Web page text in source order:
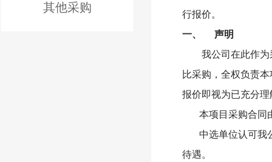
其他采购
行报价。
一、
声明
我公司在此作
比采购，全权负责
报价即视为已充分
本项目采购合同
中选单位认可我
待遇。